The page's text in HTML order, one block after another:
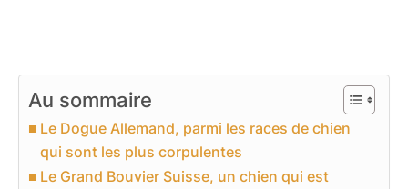
Au sommaire
Le Dogue Allemand, parmi les races de chien
qui sont les plus corpulentes
Le Grand Bouvier Suisse, un chien qui est